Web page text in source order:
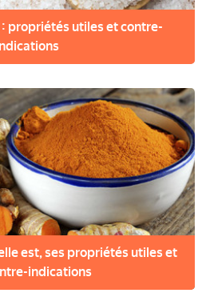
propriétés utiles et contre-
est, ses propriétés utiles et
indications